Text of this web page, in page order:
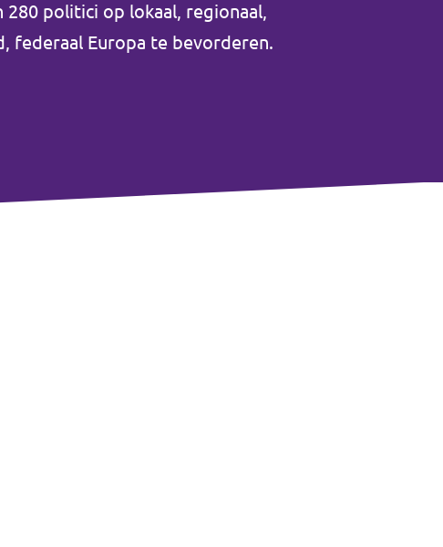
politici op lokaal, regionaal,
federaal Europa te bevorderen.